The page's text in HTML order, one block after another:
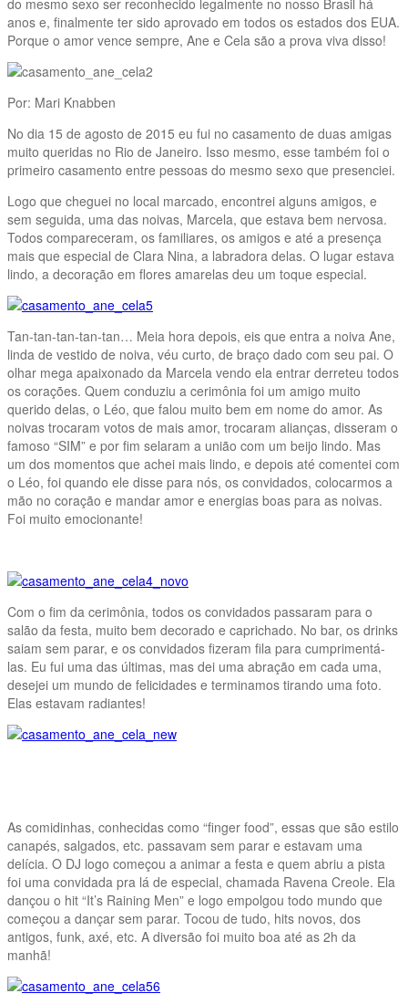
anos e, finalmente ter sido aprovado em todos os estados dos EUA.
Porque o amor vence sempre, Ane e Cela são a prova viva disso!
Por: Mari Knabben
No dia 15 de agosto de 2015 eu fui no casamento de duas amigas
muito queridas no Rio de Janeiro. Isso mesmo, esse também foi o
primeiro casamento entre pessoas do mesmo sexo que presenciei.
Logo que cheguei no local marcado, encontrei alguns amigos, e
sem seguida, uma das noivas, Marcela, que estava bem nervosa.
Todos compareceram, os familiares, os amigos e até a presença
mais que especial de Clara Nina, a labradora delas. O lugar estava
lindo, a decoração em flores amarelas deu um toque especial.
Tan-tan-tan-tan-tan… Meia hora depois, eis que entra a noiva Ane,
linda de vestido de noiva, véu curto, de braço dado com seu pai. O
olhar mega apaixonado da Marcela vendo ela entrar derreteu todos
os corações. Quem conduziu a cerimônia foi um amigo muito
querido delas, o Léo, que falou muito bem em nome do amor. As
noivas trocaram votos de mais amor, trocaram alianças, disseram o
famoso “SIM” e por fim selaram a união com um beijo lindo. Mas
um dos momentos que achei mais lindo, e depois até comentei com
o Léo, foi quando ele disse para nós, os convidados, colocarmos a
mão no coração e mandar amor e energias boas para as noivas.
Foi muito emocionante!
Com o fim da cerimônia, todos os convidados passaram para o
salão da festa, muito bem decorado e caprichado. No bar, os drinks
saiam sem parar, e os convidados fizeram fila para cumprimentá-
las. Eu fui uma das últimas, mas dei uma abração em cada uma,
desejei um mundo de felicidades e terminamos tirando uma foto.
Elas estavam radiantes!
As comidinhas, conhecidas como “finger food”, essas que são estilo
canapés, salgados, etc. passavam sem parar e estavam uma
delícia. O DJ logo começou a animar a festa e quem abriu a pista
foi uma convidada pra lá de especial, chamada Ravena Creole. Ela
dançou o hit “It’s Raining Men” e logo empolgou todo mundo que
começou a dançar sem parar. Tocou de tudo, hits novos, dos
antigos, funk, axé, etc. A diversão foi muito boa até as 2h da
manhã!